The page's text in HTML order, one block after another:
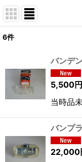
並び順
6件
バンデ
5,500円
当時品
バンプ
22,000